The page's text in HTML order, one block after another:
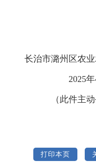
长治市潞州区农
2025
（此件主
打印本页